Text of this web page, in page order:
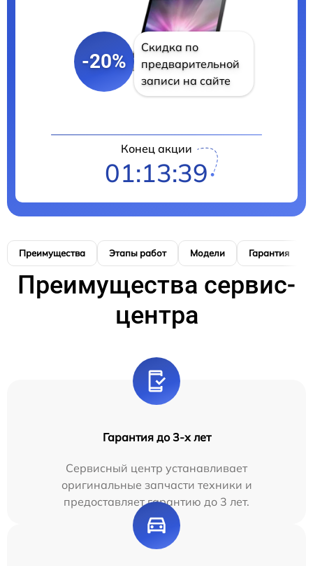
-20%
Скидка по
предварительной
записи на сайте
Конец акции
01:13:38
Преимущества Этапы работ Модели Гарантия
Преимущества сервис-
центра
Гарантия до 3-х лет
Сервисный центр устанавливает
оригинальные запчасти техники и
предоставляет гарантию до 3 лет.